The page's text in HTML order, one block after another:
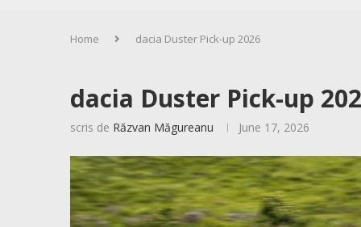
Home dacia Duster Pick-up 2026
dacia Duster Pick-up
scris de Răzvan Măgureanu June 17, 2026